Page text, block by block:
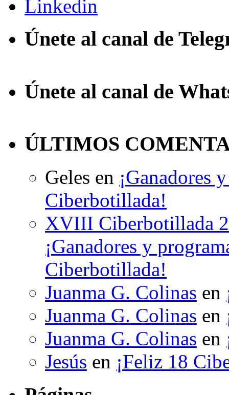
Únete al canal de
Únete al canal de
ÚLTIMOS
Geles en ¡Ganadores
Ciberbotillada!
XVIII Ciberbotillada
¡Ganadores y
Ciberbotillada!
Juanma G. Colinas en
Juanma G. Colinas en
Juanma G. Colinas en
Jesús en ¡Feliz 18